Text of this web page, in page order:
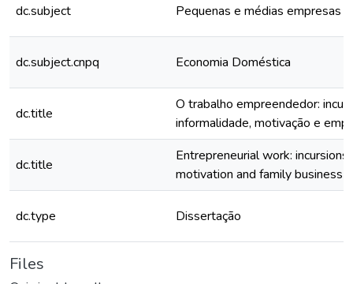
dc.subject Pequenas e médias empresas
dc.subject.cnpq Economia Doméstica
dc.title
O trabalho empreendedor:
informalidade, motivação e
dc.title
Entrepreneurial work: incursions
motivation and family business
dc.type Dissertação
Files